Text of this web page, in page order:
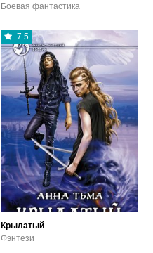
Боевая фантастика
7.5
Крылатый
Фэнтези